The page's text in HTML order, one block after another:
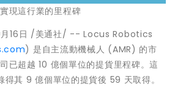
現這行業的里程碑
16日 /美通社/ -- Locus Robotics
) 是自主流動機械人 (AMR) 的市
已超越 10 億個單位的提貨里程碑。這
其 9 億個單位的提貨後 59 天取得。